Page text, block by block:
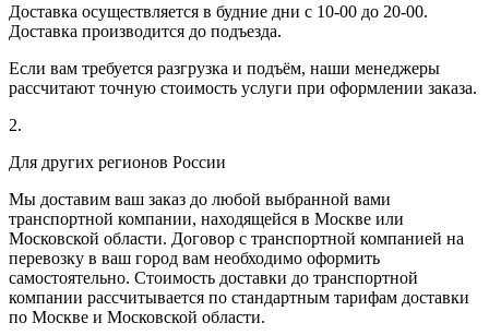
Доставка осуществляется в будние дни с 10-00 до 20-00.
Доставка производится до подъезда.
Если вам требуется разгрузка и подъём, наши менеджеры
рассчитают точную стоимость услуги при оформлении заказа.
2.
Для других регионов России
Мы доставим ваш заказ до любой выбранной вами
транспортной компании, находящейся в Москве или
Московской области. Договор с транспортной компанией на
перевозку в ваш город вам необходимо оформить
самостоятельно. Стоимость доставки до транспортной
компании рассчитывается по стандартным тарифам доставки
по Москве и Московской области.